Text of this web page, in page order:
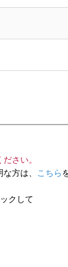
さい。
方は、
こちら
クして